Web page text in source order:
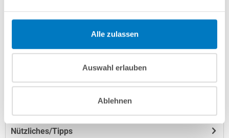
Alle zulassen
Auswahl erlauben
Ablehnen
Anleitungen/Datenblätter
Hinweise zum Versand / zur Lagerung
Nützliches/Tipps